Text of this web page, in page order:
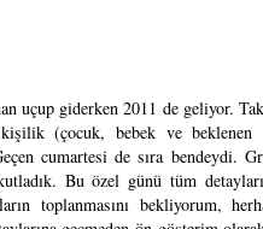
uçup giderken 2011 de geliyor.
(çocuk, bebek ve beklenen
cumartesi de sıra bendeydi.
Bu özel günü tüm
toplanmasını bekliyorum,